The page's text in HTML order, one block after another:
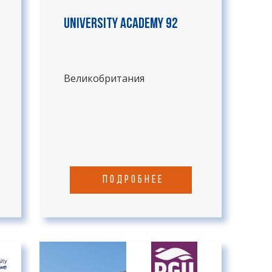
University Academy 92
Великобритания
подробнее